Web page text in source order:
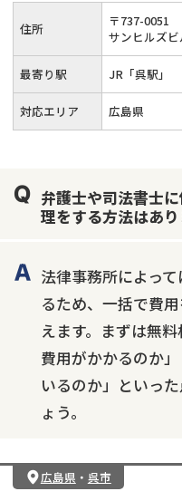
住所 〒737-0051
サンヒルズ
最寄り駅 JR「呉駅」
対応エリア 広島県
弁護士や司法書士
理をする方法はあり
法律事務所によっ
るため、一括で費
えます。まずは無
費用がかかるのか
いるのか」といっ
ょう。
広島県 ・ 呉市